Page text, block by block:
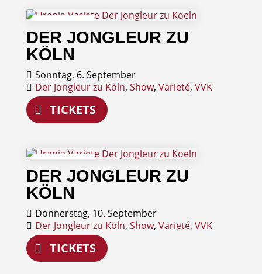
06
September
DER JONGLEUR ZU
KÖLN
Sonntag, 6. September
Der Jongleur zu Köln, Show, Varieté, VVK
TICKETS
10
September
DER JONGLEUR ZU
KÖLN
Donnerstag, 10. September
Der Jongleur zu Köln, Show, Varieté, VVK
TICKETS